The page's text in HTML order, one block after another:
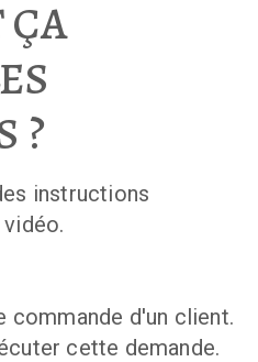
?
instructions
commande d'un client.
cette demande.